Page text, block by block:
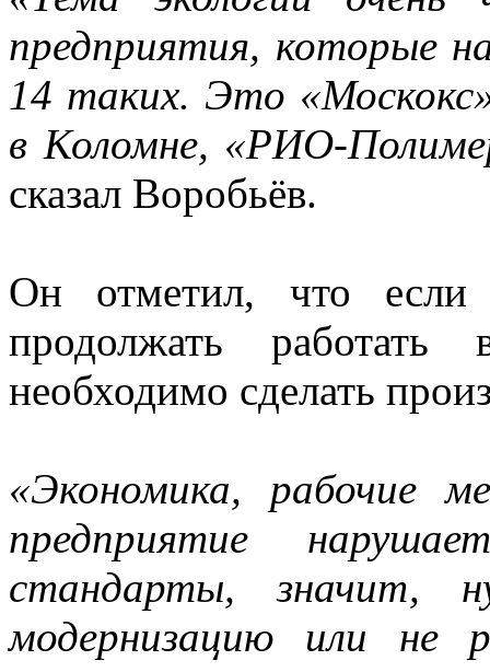
предприятия, которые
14 таких. Это
в Коломне, «РИО-
сказал Воробьёв.
Он отметил, что если
продолжать
необходимо сделать
«Экономика, рабочие
предприятие
стандарты, значит,
модернизацию или не